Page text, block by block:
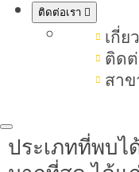
ติดต่อเรา
เกี่ย
ติดต่
สาข
ให้ความแข็ง
เนื้อเยื่อในร่า
คอลลาเจนมีม
ประเภทที่พบ